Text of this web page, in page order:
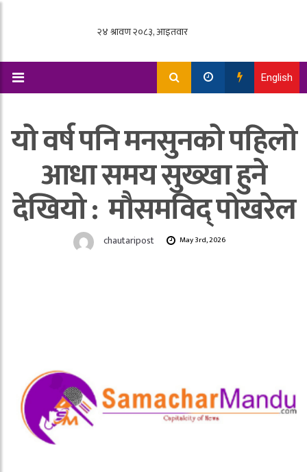
English
यो वर्ष पनि मनसुनको पहिलो
आधा समय सुख्खा हुने
देखियो : मौसमविद् पोखरेल
chautaripost May 3rd, 2026